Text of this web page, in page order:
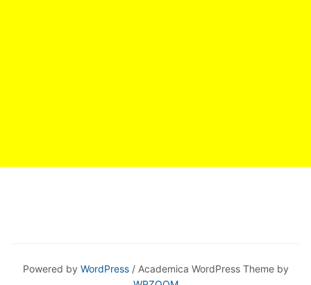
Powered by WordPress/ Academica WordPress Theme by